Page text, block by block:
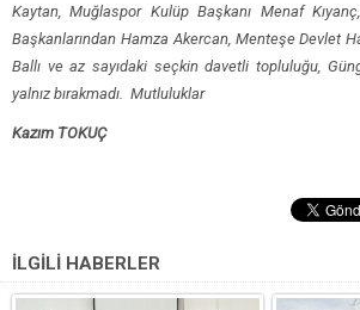
Kaytan, Muğlaspor Kulüp Başkanı Menaf
Başkanlarından Hamza Akercan, Menteşe Devlet
Ballı ve az sayıdaki seçkin davetli topluluğu,
yalnız bırakmadı. Mutluluklar
Kazım TOKUÇ
İLGİLİ HABERLER